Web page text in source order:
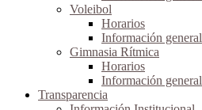
Voleibol
Horarios
Información general
Gimnasia Rítmica
Horarios
Información general
Transparencia